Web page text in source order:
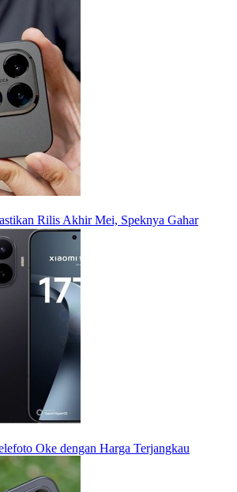
Rilis Akhir Mei, Speknya Gahar
Oke dengan Harga Terjangkau